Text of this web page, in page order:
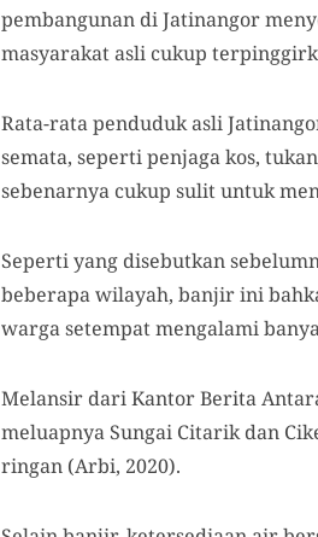
pembangunan di Jatinangor
masyarakat asli cukup
Rata-rata penduduk asli
semata, seperti penjaga kos,
sebenarnya cukup sulit untuk
Seperti yang disebutkan
beberapa wilayah, banjir ini
warga setempat mengalami
Melansir dari Kantor Berita
meluapnya Sungai Citarik dan
ringan (Arbi, 2020).